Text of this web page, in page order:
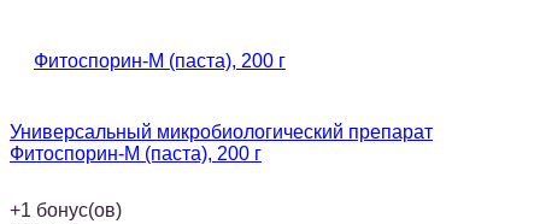
Универсальный микробиологический препарат
Фитоспорин-М (паста), 200 г
+1 бонус(ов)